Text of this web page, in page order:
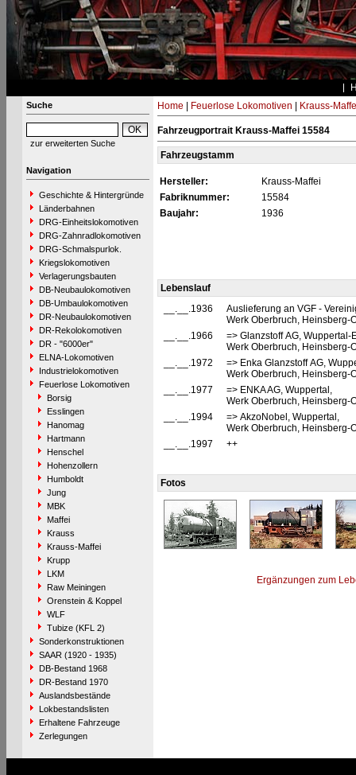
Suche
zur erweiterten Suche
Navigation
Geschichte & Hintergründe
Länderbahnen
DRG-Einheitslokomotiven
DRG-Zahnradlokomotiven
DRG-Schmalspurlok.
Kriegslokomotiven
Verlagerungsbauten
DB-Neubaulokomotiven
DB-Umbaulokomotiven
DR-Neubaulokomotiven
DR-Rekolokomotiven
DR - "6000er"
ELNA-Lokomotiven
Industrielokomotiven
Feuerlose Lokomotiven
Borsig
Esslingen
Hanomag
Hartmann
Henschel
Hohenzollern
Humboldt
Jung
MBK
Maffei
Krauss
Krauss-Maffei
Krupp
LKM
Raw Meiningen
Orenstein & Koppel
WLF
Tubize (KFL 2)
Sonderkonstruktionen
SAAR (1920 - 1935)
DB-Bestand 1968
DR-Bestand 1970
Auslandsbestände
Lokbestandslisten
Erhaltene Fahrzeuge
Zerlegungen
Home Feuerlose Lokomotiven Krauss-
Fahrzeugportrait Krauss-Maffei 15584
Fahrzeugstamm
Hersteller:
Krauss-Maffei
Fabriknummer:
15584
Baujahr:
1936
Lebenslauf
__.__.1936
Auslieferung an VGF -
Werk Oberbruch, Heinsberg-
__.__.1966
=> Glanzstoff AG, Wuppertal-
Werk Oberbruch, Heinsberg-
__.__.1972
=> Enka Glanzstoff AG,
Werk Oberbruch, Heinsberg-
__.__.1977
=> ENKA AG, Wuppertal,
Werk Oberbruch, Heinsberg-
__.__.1994
=> AkzoNobel, Wuppertal,
Werk Oberbruch, Heinsberg-
__.__.1997
++
Fotos
Ergänzungen zum